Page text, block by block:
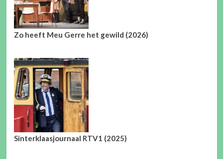
Zo heeft Meu Gerre het gewild (2026)
Sinterklaasjournaal RTV1 (2025)